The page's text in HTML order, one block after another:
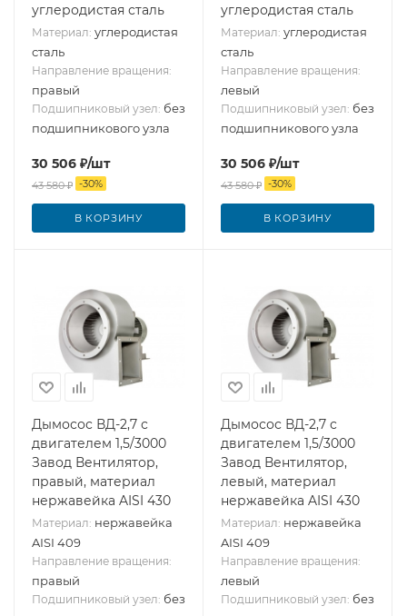
углеродистая сталь
Материал: углеродистая
сталь
Направление вращения:
правый
Подшипниковый узел: без
подшипникового узла
30 506 ₽/шт
43 580₽ -30%
В КОРЗИНУ
углеродистая сталь
Материал: углеродистая
сталь
Направление вращения:
левый
Подшипниковый узел: без
подшипникового узла
30 506 ₽/шт
43 580₽ -30%
В КОРЗИНУ
Дымосос ВД-2,7 с
двигателем 1,5/3000
Завод Вентилятор,
правый, материал
нержавейка AISI 430
Материал: нержавейка
AISI 409
Направление вращения:
правый
Подшипниковый узел: без
Дымосос ВД-2,7 с
двигателем 1,5/3000
Завод Вентилятор,
левый, материал
нержавейка AISI 430
Материал: нержавейка
AISI 409
Направление вращения:
левый
Подшипниковый узел: без